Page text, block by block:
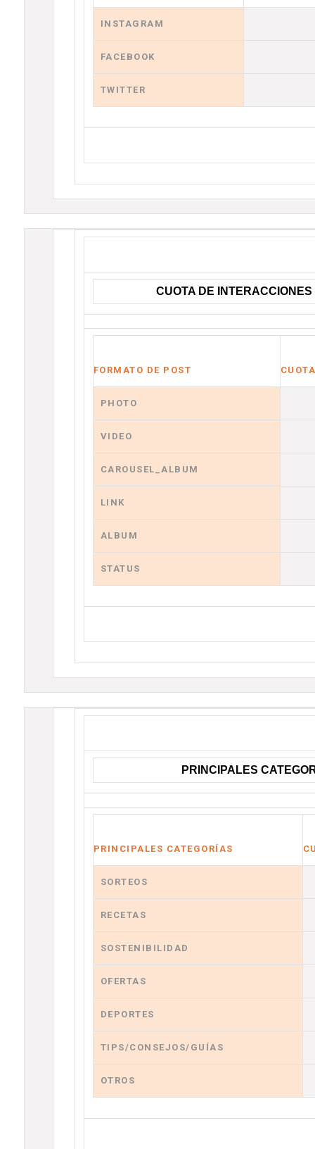
INSTAGRAM
FACEBOOK
TWITTER
CUOTA DE
FORMATO DE POST
PHOTO
VIDEO
CAROUSEL_ALBUM
LINK
ALBUM
STATUS
PRINCIPALES
PRINCIPALES CATEGORÍAS
SORTEOS
RECETAS
SOSTENIBILIDAD
OFERTAS
DEPORTES
TIPS/CONSEJOS/GUÍAS
OTROS